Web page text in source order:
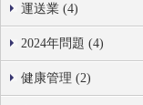
運送業 (4)
2024年問題 (4)
健康管理 (2)